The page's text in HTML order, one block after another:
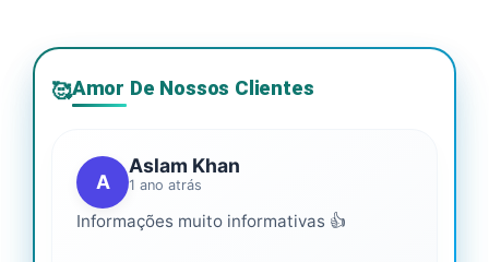
🥰Amor De Nossos Clientes
A
Aslam Khan
1 ano atrás
Informações muito informativas 👍